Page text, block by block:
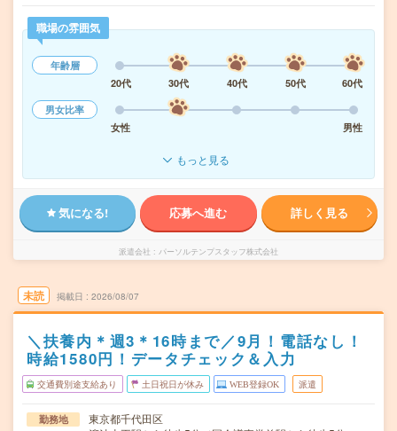
職場の雰囲気
年齢層
20代
30代 40代 50代
60代
男女比率
女性
男性
もっと見る
気になる! 応募へ進む 詳しく見る
派遣会社 パーソルテンプスタッフ株式会社
未読 掲載日 2026/08/07
＼扶養内＊週3＊16時まで／9月！電話なし！
時給1580円！データチェック＆入力
交通費別途支給あり 土日祝日が休み WEB登録OK 派遣
勤務地
東京都千代田区